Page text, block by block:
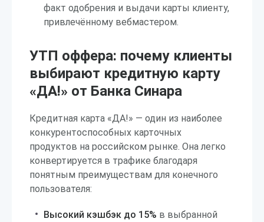
факт одобрения и выдачи карты клиенту,
привлечённому вебмастером.
УТП оффера: почему клиенты
выбирают кредитную карту
«ДА!» от Банка Синара
Кредитная карта «ДА!» — один из наиболее
конкурентоспособных карточных
продуктов на российском рынке. Она легко
конвертируется в трафике благодаря
понятным преимуществам для конечного
пользователя:
Высокий кэшбэк до 15% в выбранной